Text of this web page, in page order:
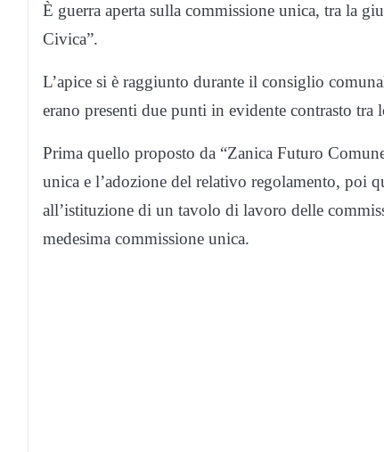
È guerra aperta sulla commissione unica, tra la
Civica”.
L’apice si è raggiunto durante il consiglio
erano presenti due punti in evidente contrasto tra
Prima quello proposto da “Zanica Futuro
unica e l’adozione del relativo regolamento, poi
all’istituzione di un tavolo di lavoro delle
medesima commissione unica.